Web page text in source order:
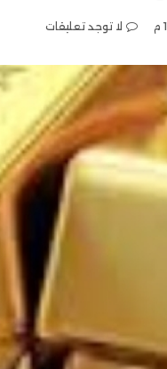
لا توجد تعليقات